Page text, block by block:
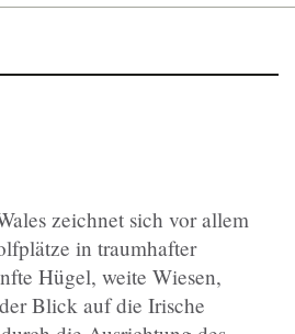
zeichnet sich vor allem
in traumhafter
Hügel, weite Wiesen,
Blick auf die Irische